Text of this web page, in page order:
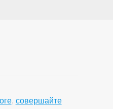
, совершайте